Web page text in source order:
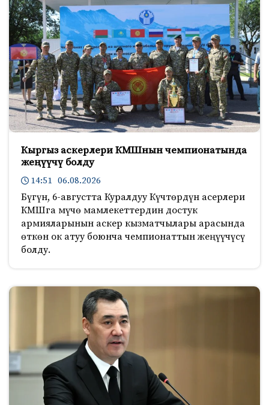
Кыргыз аскерлери КМШнын чемпионатында
жеңүүчү болду
14:51 06.08.2026
Бүгүн, 6-августта Куралдуу Күчтөрдүн асерлери
КМШга мүчө мамлекеттердин достук
армияларынын аскер кызматчылары арасында
өткөн ок атуу боюнча чемпионаттын жеңүүчүсү
болду.